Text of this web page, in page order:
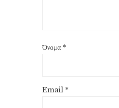
Όνομα *
Email *